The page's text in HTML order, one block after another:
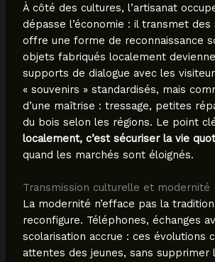
À côté des cultures, l’artisanat
dépasse l’économie : il transmet
offre une forme de reconnaissance
objets fabriqués localement
supports de dialogue avec les
« souvenirs » standardisés, mais
d’une maîtrise : tressage, petites
du bois selon les régions. Le point
localement, c’est sécuriser la vie
quand les marchés sont éloignés.
Transmission culturelle et modernité
La modernité n’efface pas la
reconfigure. Téléphones, échanges
scolarisation accrue : ces évolutions
attentes des jeunes, sans supprimer